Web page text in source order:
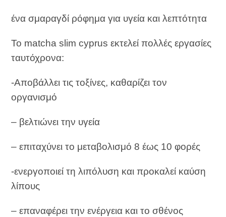
ένα σμαραγδί ρόφημα για υγεία και λεπτότητα
Το matcha slim cyprus εκτελεί πολλές εργασίες
ταυτόχρονα:
-Αποβάλλει τις τοξίνες, καθαρίζει τον
οργανισμό
– βελτιώνει την υγεία
– επιταχύνει το μεταβολισμό 8 έως 10 φορές
-ενεργοποιεί τη λιπόλυση και προκαλεί καύση
λίπους
– επαναφέρει την ενέργεια και το σθένος